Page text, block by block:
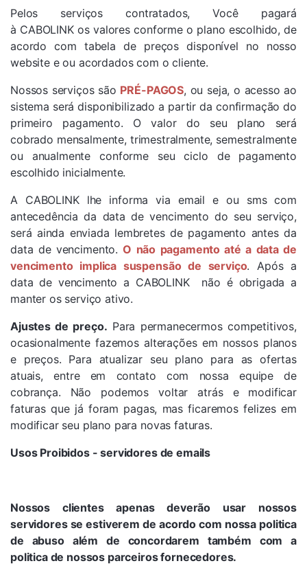
Pelos serviços contratados, Você pagará
à CABOLINKos valores conforme o plano escolhido, de
acordo com tabela de preços disponível no nosso
website e ou acordados com o cliente.
Nossos serviços são PRÉ-PAGOS, ou seja, o acesso ao
sistema será disponibilizado a partir da confirmação do
primeiro pagamento. O valor do seu plano será
cobrado mensalmente, trimestralmente, semestralmente
ou anualmente conforme seu ciclo de pagamento
escolhido inicialmente.
A CABOLINK lhe informa via email e ou sms com
antecedência da data de vencimento do seu serviço,
será ainda enviada lembretes de pagamento antes da
data de vencimento.O não pagamento até a data de
vencimento implica suspensão de serviço. Após a
data de vencimento a CABOLINK não é obrigada a
manter os serviço ativo.
Ajustes de preço. Para permanecermos competitivos,
ocasionalmente fazemos alterações em nossos planos
e preços. Para atualizar seu plano para as ofertas
atuais, entre em contato com nossa equipe de
cobrança. Não podemos voltar atrás e modificar
faturas que já foram pagas, mas ficaremos felizes em
modificar seu plano para novas faturas.
Usos Proibidos - servidores de emails
Nossos clientes apenas deverão usar nossos
servidores se estiverem de acordo com nossa politica
de abuso além de concordarem também com a
politica de nossos parceiros fornecedores.